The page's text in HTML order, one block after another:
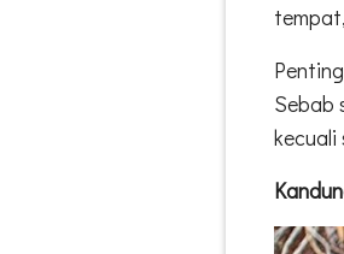
Sebab
kecuali